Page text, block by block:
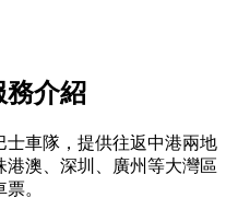
務介紹
車隊，提供往返中港兩地
澳、深圳、廣州等大灣區
。